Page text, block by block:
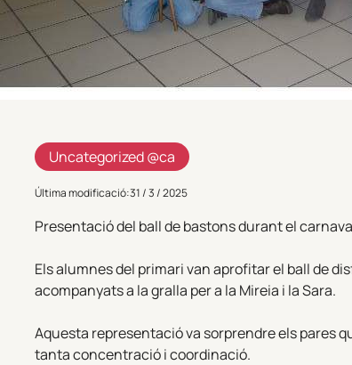
Uncategorized @ca
Última modificació:31 / 3 / 2025
Presentació del ball de bastons durant el
Els alumnes del primari van aprofitar el ball de
acompanyats a la gralla per a la Mireia i la Sara.
Aquesta representació va sorprendre els pares
tanta concentració i coordinació.